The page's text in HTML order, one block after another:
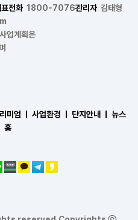
표전화 1800-7076관리자 김태형
업계획은
미엄 ㅣ 사업환경 ㅣ 단지안내 ㅣ
뉴스
홈